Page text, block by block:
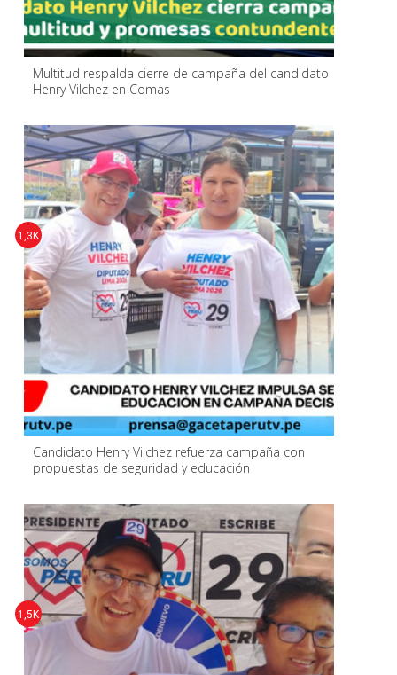
Multitud respalda cierre de campaña del candidato
Henry Vilchez en Comas
Candidato Henry Vilchez refuerza campaña con
propuestas de seguridad y educación
1,3K
1,5K